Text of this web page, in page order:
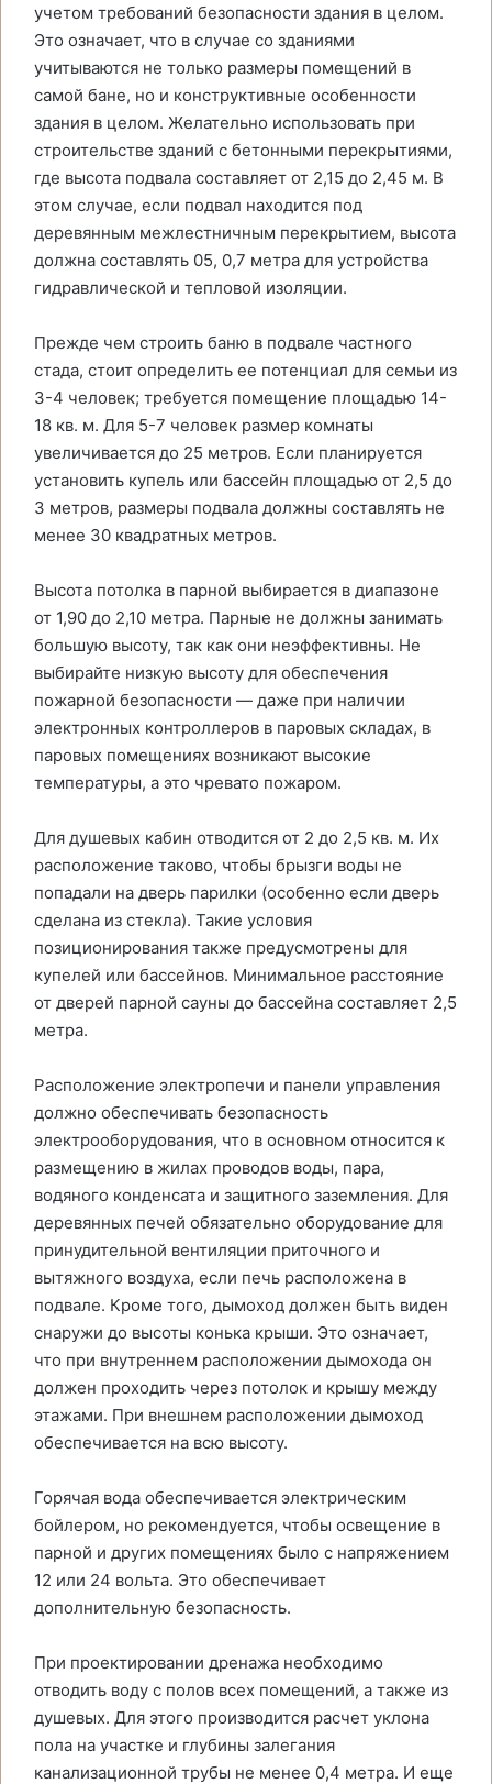
учетом требований безопасности здания в целом.
Это означает, что в случае со зданиями
учитываются не только размеры помещений в
самой бане, но и конструктивные особенности
здания в целом. Желательно использовать при
строительстве зданий с бетонными перекрытиями,
где высота подвала составляет от 2,15 до 2,45 м. В
этом случае, если подвал находится под
деревянным межлестничным перекрытием, высота
должна составлять 05, 0,7 метра для устройства
гидравлической и тепловой изоляции.
Прежде чем строить баню в подвале частного
стада, стоит определить ее потенциал для семьи из
3-4 человек; требуется помещение площадью 14-
18 кв. м. Для 5-7 человек размер комнаты
увеличивается до 25 метров. Если планируется
установить купель или бассейн площадью от 2,5 до
3 метров, размеры подвала должны составлять не
менее 30 квадратных метров.
Высота потолка в парной выбирается в диапазоне
от 1,90 до 2,10 метра. Парные не должны занимать
большую высоту, так как они неэффективны. Не
выбирайте низкую высоту для обеспечения
пожарной безопасности — даже при наличии
электронных контроллеров в паровых складах, в
паровых помещениях возникают высокие
температуры, а это чревато пожаром.
Для душевых кабин отводится от 2 до 2,5 кв. м. Их
расположение таково, чтобы брызги воды не
попадали на дверь парилки (особенно если дверь
сделана из стекла). Такие условия
позиционирования также предусмотрены для
купелей или бассейнов. Минимальное расстояние
от дверей парной сауны до бассейна составляет 2,5
метра.
Расположение электропечи и панели управления
должно обеспечивать безопасность
электрооборудования, что в основном относится к
размещению в жилах проводов воды, пара,
водяного конденсата и защитного заземления. Для
деревянных печей обязательно оборудование для
принудительной вентиляции приточного и
вытяжного воздуха, если печь расположена в
подвале. Кроме того, дымоход должен быть виден
снаружи до высоты конька крыши. Это означает,
что при внутреннем расположении дымохода он
должен проходить через потолок и крышу между
этажами. При внешнем расположении дымоход
обеспечивается на всю высоту.
Горячая вода обеспечивается электрическим
бойлером, но рекомендуется, чтобы освещение в
парной и других помещениях было с напряжением
12 или 24 вольта. Это обеспечивает
дополнительную безопасность.
При проектировании дренажа необходимо
отводить воду с полов всех помещений, а также из
душевых. Для этого производится расчет уклона
пола на участке и глубины залегания
канализационной трубы не менее 0,4 метра. И еще